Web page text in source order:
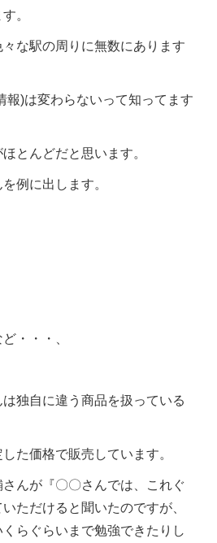
。
な駅の周りに無数にあります
報)は変わらないって知ってます
とんどだと思います。
例に出します。
・・・、
は独自に違う商品を扱っている
た価格で販売しています。
んが『〇〇さんでは、これぐ
ただけると聞いたのですが、
らぐらいまで勉強できたりし